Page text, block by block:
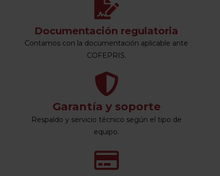
Documentación regulatoria
Contamos con la documentación aplicable ante
COFEPRIS.
Garantía y soporte
Respaldo y servicio técnico según el tipo de
equipo.